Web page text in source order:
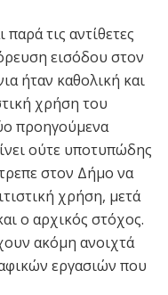
τις αντίθετες
εισόδου στον
ήταν καθολική και
χρήση του
προηγούμενα
ούτε υποτυπώδης
στον Δήμο να
χρήση, μετά
ο αρχικός στόχος.
ακόμη ανοιχτά
εργασιών που